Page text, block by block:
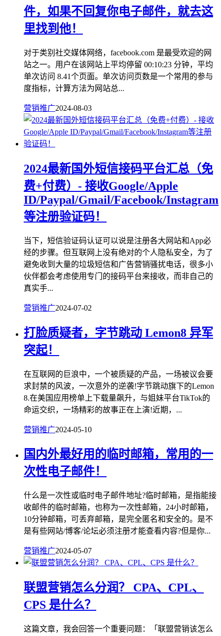
件，如果不回复你电子邮件，就去这
里找到他！
对于类别社交媒体网络，facebook.com 是最受欢迎的网
站之一。用户在该网站上平均停留 00:10:23 分钟，平均
单次访问 8.41个页面。单次访问页数是一个常用的参与
度指标，计算方法为网站总...
营销推广2024-08-03
2024最新国外短信接码平台汇总（免
费+付费）- 接收Google/Apple
ID/Paypal/Gmail/Facebook/Instagram
等注册验证码！
当下，短信验证码认证可以说是注册各大网站和App必
经的步骤。但互联网上没有绝对的个人隐私安全，为了
避免收到大量的垃圾短信和广告营销骚扰电话，很多小
伙伴都会考虑使用专门的接码平台来接收，而非自己的
真实手...
营销推广2024-07-02
打脸质疑者，字节跳动 Lemon8 异军
突起！
在互联网的巨浪中，一个被质疑的产品，一场被议会要
求封禁的风波，一次意外的逆袭!字节跳动旗下的Lemon
8.在美国应用榜单上下载量飙升，与姐妹平台TikTok的
命运交织，一场精彩的故事正在上演!近期，...
营销推广2024-05-10
国内外最好用的临时邮箱，常用的一
次性电子邮件！
什么是一次性或临时电子邮件地址?临时邮箱，是指能接
收邮件的临时邮箱，也称为一次性邮箱，24小时邮箱，
10分钟邮箱，可丢弃邮箱，是完全匿名和安全的。是不
是有些网站/博客/论坛必须注册才能查看内容?但是你...
营销推广2024-05-07
联盟营销怎么分润？ CPA、CPL、
CPS 是什么？
这篇文章，我会回答一个重要问题：「联盟营销该怎么